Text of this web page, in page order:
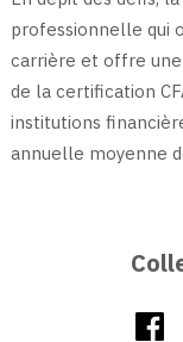
professionnelle qui
carrière et offre une
de la certification
institutions
annuelle moyenne